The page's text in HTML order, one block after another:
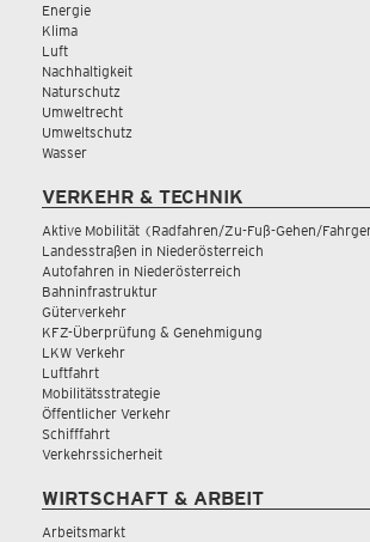
Energie
Klima
Luft
Nachhaltigkeit
Naturschutz
Umweltrecht
Umweltschutz
Wasser
VERKEHR & TECHNIK
Aktive Mobilität (Radfahren/Zu-Fuß-Gehen/
Landesstraßen in Niederösterreich
Autofahren in Niederösterreich
Bahninfrastruktur
Güterverkehr
KFZ-Überprüfung & Genehmigung
LKW Verkehr
Luftfahrt
Mobilitätsstrategie
Öffentlicher Verkehr
Schifffahrt
Verkehrssicherheit
WIRTSCHAFT & ARBEIT
Arbeitsmarkt